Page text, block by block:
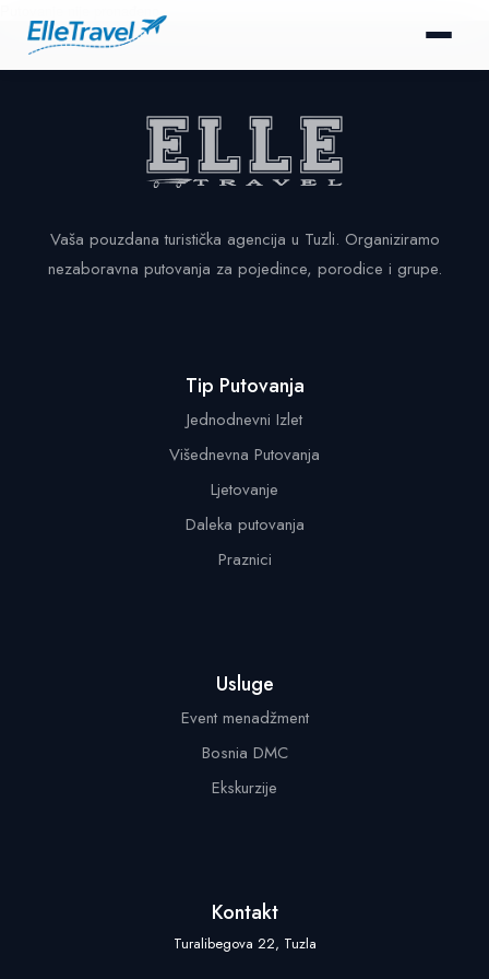
Putovanje nije pronađeno.
Vaša pouzdana turistička agencija u Tuzli. Organiziramo
nezaboravna putovanja za pojedince, porodice i grupe.
Tip Putovanja
Jednodnevni Izlet
Višednevna Putovanja
Ljetovanje
Daleka putovanja
Praznici
Usluge
Event menadžment
Bosnia DMC
Ekskurzije
Kontakt
Turalibegova 22, Tuzla